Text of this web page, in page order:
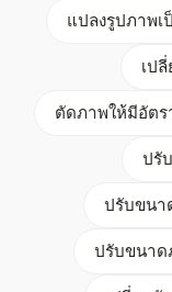
แปลงรูปภาพ
เป
ตัดภาพให้มีอัต
ปรั
ปรับขนา
ปรับขนาด